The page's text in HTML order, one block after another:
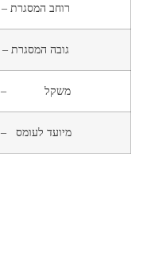
רוחב המסגרת –
גובה המסגרת –
משקל –
מיועד לעומס –